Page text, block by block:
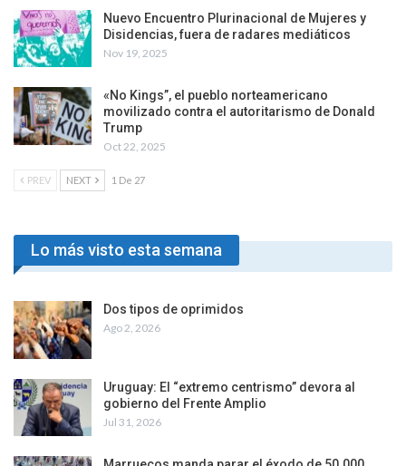
Nuevo Encuentro Plurinacional de Mujeres y
Disidencias, fuera de radares mediáticos
Nov 19, 2025
«No Kings”, el pueblo norteamericano
movilizado contra el autoritarismo de Donald
Trump
Oct 22, 2025
PREV NEXT 1 De 27
Lo más visto esta semana
Dos tipos de oprimidos
Ago 2, 2026
Uruguay: El “extremo centrismo” devora al
gobierno del Frente Amplio
Jul 31, 2026